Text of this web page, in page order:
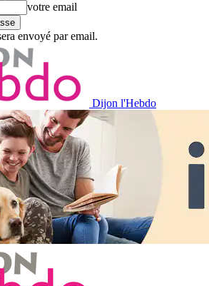
votre email
envoyé par email.
Dijon l'Hebdo